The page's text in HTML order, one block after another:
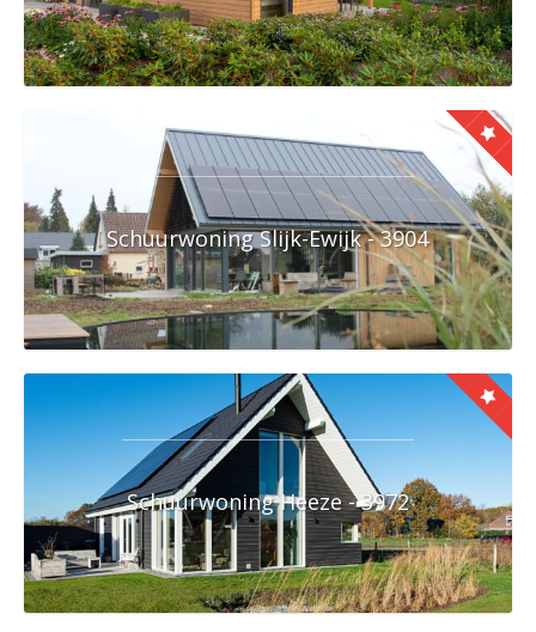
Schuurwoning Slijk-Ewijk - 3904
Schuurwoning Heeze - 3972